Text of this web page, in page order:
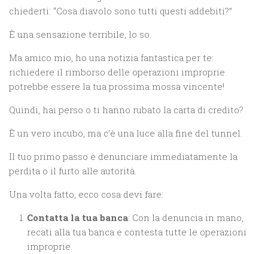
chiederti: “Cosa diavolo sono tutti questi addebiti?”
È una sensazione terribile, lo so.
Ma amico mio, ho una notizia fantastica per te:
richiedere il rimborso delle operazioni improprie
potrebbe essere la tua prossima mossa vincente!
Quindi, hai perso o ti hanno rubato la carta di credito?
È un vero incubo, ma c’è una luce alla fine del tunnel.
Il tuo primo passo è denunciare immediatamente la
perdita o il furto alle autorità.
Una volta fatto, ecco cosa devi fare:
Contatta la tua banca: Con la denuncia in mano,
recati alla tua banca e contesta tutte le operazioni
improprie.